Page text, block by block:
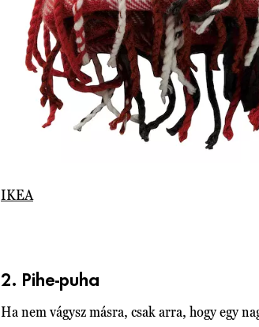
IKEA
2. Pihe-puha
Ha nem vágysz másra, csak arra, hogy egy